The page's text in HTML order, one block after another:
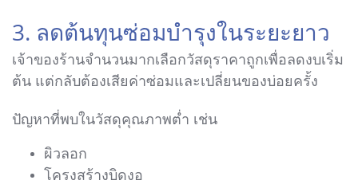
3. ลดต้นทุนซ่อมบำรุงในระยะยาว
เจ้าของร้านจำนวนมากเลือกวัสดุราคาถูกเพื่อลดงบเริ่ม
ต้น แต่กลับต้องเสียค่าซ่อมและเปลี่ยนของบ่อยครั้ง
ปัญหาที่พบในวัสดุคุณภาพต่ำ เช่น
ผิวลอก
โครงสร้างบิดงอ